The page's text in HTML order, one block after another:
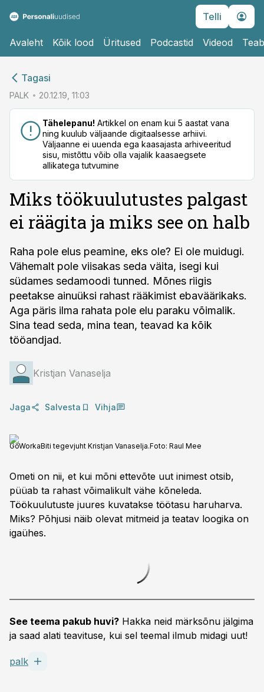
Telli
Avaleht Kõik lood Üritused Podcastid Videod
Tagasi
PALK 20.12.19, 11:03
Tähelepanu! Artikkel on enam kui 5 aastat vana
ning kuulub väljaande digitaalsesse arhiivi.
Väljaanne ei uuenda ega kaasajasta arhiveeritud
sisu, mistõttu võib olla vajalik kaasaegsete
allikatega tutvumine
Miks töökuulutustes palgast
ei räägita ja miks see on halb
Raha pole elus peamine, eks ole? Ei ole muidugi.
Vähemalt pole viisakas seda väita, isegi kui
südames sedamoodi tunned. Mõnes riigis
peetakse ainuüksi rahast rääkimist ebaväärikaks.
Aga päris ilma rahata pole elu paraku võimalik.
Sina tead seda, mina tean, teavad ka kõik
tööandjad.
Kristjan Vanaselja
Jaga Salvesta Vihja
GoWorkaBiti tegevjuht Kristjan Vanaselja.Foto: Raul Mee
Ometi on nii, et kui mõni ettevõte uut inimest otsib,
püüab ta rahast võimalikult vähe kõneleda.
Töökuulutuste juures kuvatakse töötasu haruharva.
Miks? Põhjusi näib olevat mitmeid ja teatav loogika on
igaühes.
See teema pakub huvi? Hakka neid märksõnu jälgima
ja saad alati teavituse, kui sel teemal ilmub midagi uut!
palk